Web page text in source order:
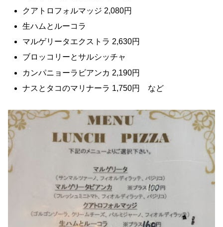
クアトロフォルマッジ 2,080円
生ハムとルーコラ
マルゲリータエクストラ 2,630円
ブロッコリーとサルシッチャ
カンパニョーラビアンカ 2,190円
ナスとタコのマリナーラ 1,750円 など